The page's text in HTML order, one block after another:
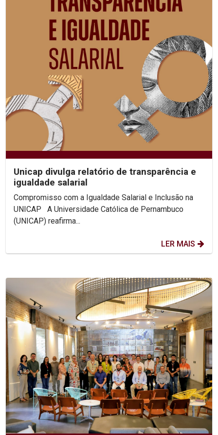
Unicap divulga relatório de transparência e
igualdade salarial
Compromisso com a Igualdade Salarial e Inclusão na
UNICAP A Universidade Católica de Pernambuco
(UNICAP) reafirma...
LER MAIS